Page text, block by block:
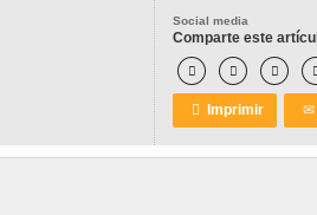
Social media
Comparte este
  
 Imprimir ✉